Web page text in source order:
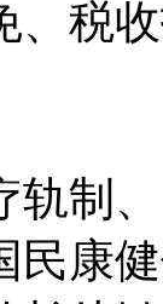
、税
轨制
民康